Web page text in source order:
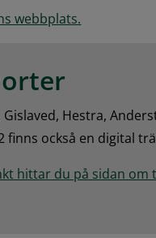
webbplats.
Hestra,
finns också en digital
hittar du på sidan om